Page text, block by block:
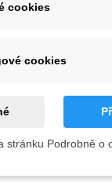
cookies
cookies
stránku Podrobně o